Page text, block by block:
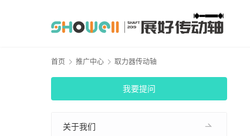
首页 推广中心 取力器传动轴
我要提问
关于我们